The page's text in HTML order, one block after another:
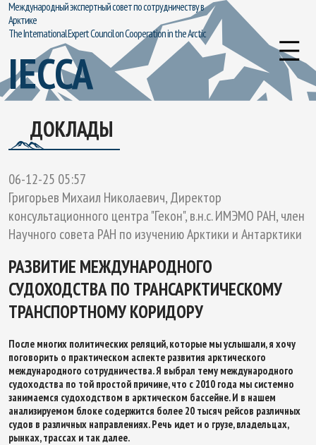
Международный экспертный совет по сотрудничеству в
Арктике
The International Expert Council on Cooperation in the Arctic
IECCA
ДОКЛАДЫ
06-12-25 05:57
Григорьев Михаил Николаевич, Директор
консультационного центра "Гекон", в.н.с. ИМЭМО РАН, член
Научного совета РАН по изучению Арктики и Антарктики
РАЗВИТИЕ МЕЖДУНАРОДНОГО
СУДОХОДСТВА ПО ТРАНСАРКТИЧЕСКОМУ
ТРАНСПОРТНОМУ КОРИДОРУ
После многих политических реляций, которые мы услышали, я хочу
поговорить о практическом аспекте развития арктического
международного сотрудничества. Я выбрал тему международного
судоходства по той простой причине, что с 2010 года мы системно
занимаемся судоходством в арктическом бассейне. И в нашем
анализируемом блоке содержится более 20 тысяч рейсов различных
судов в различных направлениях. Речь идет и о грузе, владельцах,
рынках, трассах и так далее.